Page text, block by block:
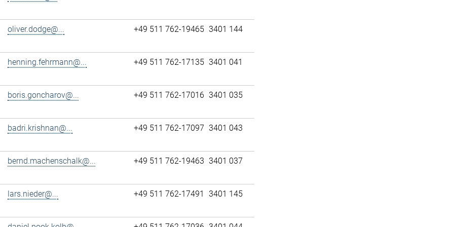
oliver.dodge@... +49 511 762-19465 3401 144
henning.fehrmann@... +49 511 762-17135 3401 041
boris.goncharov@... +49 511 762-17016 3401 035
badri.krishnan@... +49 511 762-17097 3401 043
bernd.machenschalk@... +49 511 762-19463 3401 037
lars.nieder@... +49 511 762-17491 3401 145